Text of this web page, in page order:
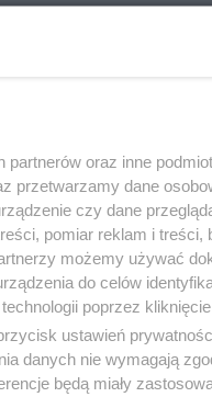
partnerów oraz inne
przetwarzamy dane
czy dane
pomiar reklam i treści,
możemy używać
do celów
poprzez
ustawień
danych nie wymagają
będą miały